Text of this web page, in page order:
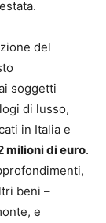
del
soggetti
di lusso,
in Italia e
milioni di euro.
beni –
e